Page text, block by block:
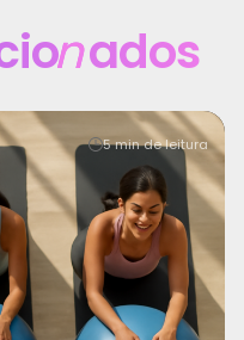
nados
5 min de leitura
um dos maiores
bem-estar e uma vid